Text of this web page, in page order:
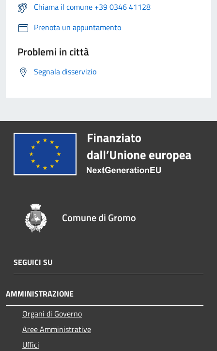
Chiama il comune +39 0346 41128
Prenota un appuntamento
Problemi in città
Segnala disservizio
Comune di Gromo
SEGUICI SU
AMMINISTRAZIONE
Organi di Governo
Aree Amministrative
Uffici